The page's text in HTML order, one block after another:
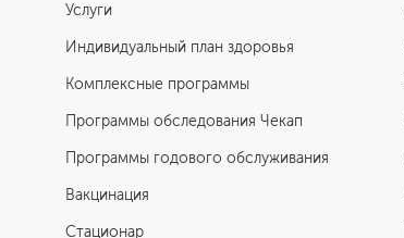
Услуги
Индивидуальный план здоровья
Комплексные программы
Программы обследования Чекап
Программы годового обслуживания
Вакцинация
Стационар